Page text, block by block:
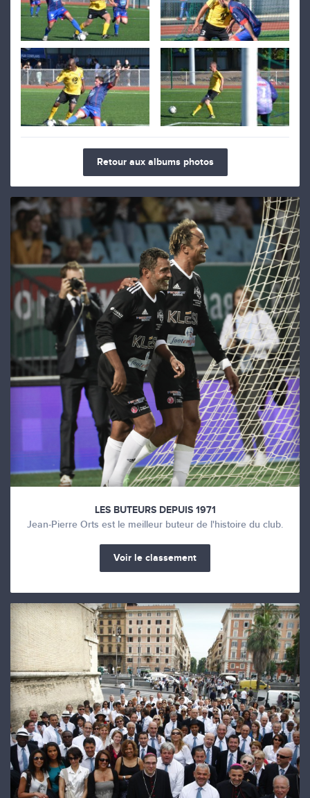
Retour aux albums photos
LES BUTEURS DEPUIS 1971
Jean-Pierre Orts est le meilleur buteur de l'histoire du club.
Voir le classement